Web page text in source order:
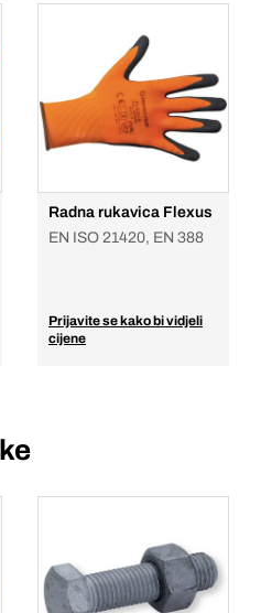
Radna rukavica Flexus
EN ISO 21420, EN 388
Prijavite se kako bi vidjeli
cijene